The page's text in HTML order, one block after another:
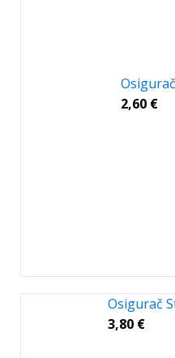
2,60 €
Osigurač
3,80 €